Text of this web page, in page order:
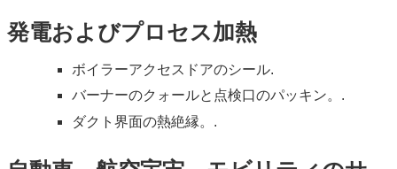
発電およびプロセス加熱
ボイラーアクセスドアのシール.
バーナーのクォールと点検口のパッキン。.
ダクト界面の熱絶縁。.